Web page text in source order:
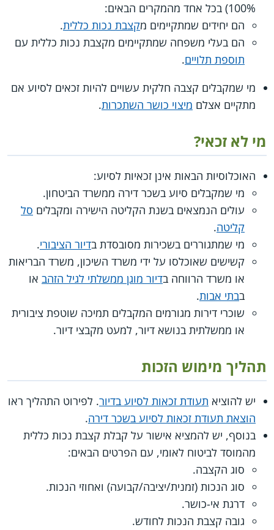
100%) בכל אחד מהמקרים הבאים:
הם יחידים שמתקיימים מקצבת נכות כללית.
הם בעלי משפחה שמתקיימים מקצבת נכות כללית עם
תוספת תלויים.
מי שמקבלים קצבה חלקית עשויים להיות זכאים לסיוע אם
מתקיים אצלם מיצוי כושר השתכרות.
מי לא זכאי?
האוכלוסיות הבאות אינן זכאיות לסיוע:
מי שמקבלים סיוע בשכר דירה ממשרד הביטחון.
עולים הנמצאים בשנת הקליטה הישירה ומקבלים סל
קליטה.
מי שמתגוררים בשכירות מסובסדת בדיור הציבורי.
קשישים שאוכלסו על ידי משרד השיכון, משרד הבריאות
או משרד הרווחה בדיור מוגן ממשלתי לגיל הזהב או
בבתי אבות.
שוכרי דירות מגורמים המקבלים תמיכה שוטפת ציבורית
או ממשלתית בנושא דיור, למעט מקבצי דיור.
תהליך מימוש הזכות
יש להוציא תעודת זכאות לסיוע בדיור. לפירוט התהליך ראו
הוצאת תעודת זכאות לסיוע בשכר דירה.
בנוסף, יש להמציא אישור על קבלת קצבת נכות כללית
מהמוסד לביטוח לאומי, עם הפרטים הבאים:
סוג הקצבה.
סוג הנכות (זמנית/יציבה/קבועה) ואחוזי הנכות.
דרגת אי-כושר.
גובה קצבת הנכות לחודש.